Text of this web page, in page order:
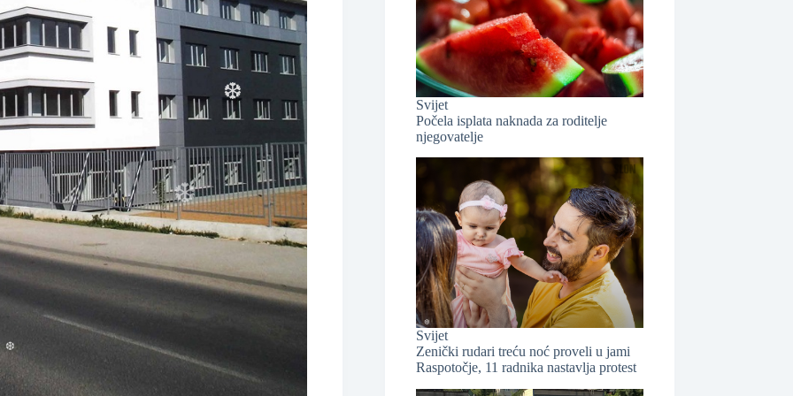
Svijet
Počela isplata naknada za roditelje
njegovatelje
Svijet
Zenički rudari treću noć proveli u jami
Raspotočje, 11 radnika nastavlja protest
❆
❆
❆